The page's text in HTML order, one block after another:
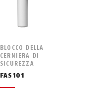
BLOCCO DELLA
CERNIERA DI
SICUREZZA
FAS101